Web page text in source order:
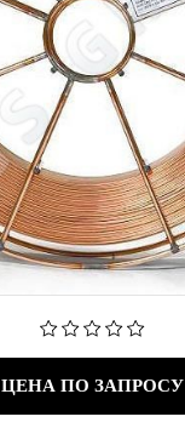
ЦЕНА ПО ЗАПРОСУ